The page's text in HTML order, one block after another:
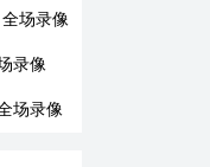
场录像
录像
场录像